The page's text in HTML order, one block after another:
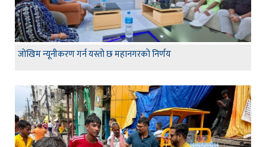
जाेखिम न्यूनीकरण गर्न यस्ताे छ महानगरकाे निर्णय